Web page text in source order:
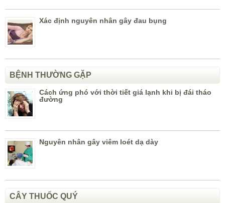
Xác định nguyên nhân gây đau bụng
BỆNH THƯỜNG GẶP
Cách ứng phó với thời tiết giá lạnh khi bị đái tháo
đường
Nguyên nhân gây viêm loét dạ dày
CÂY THUỐC QUÝ